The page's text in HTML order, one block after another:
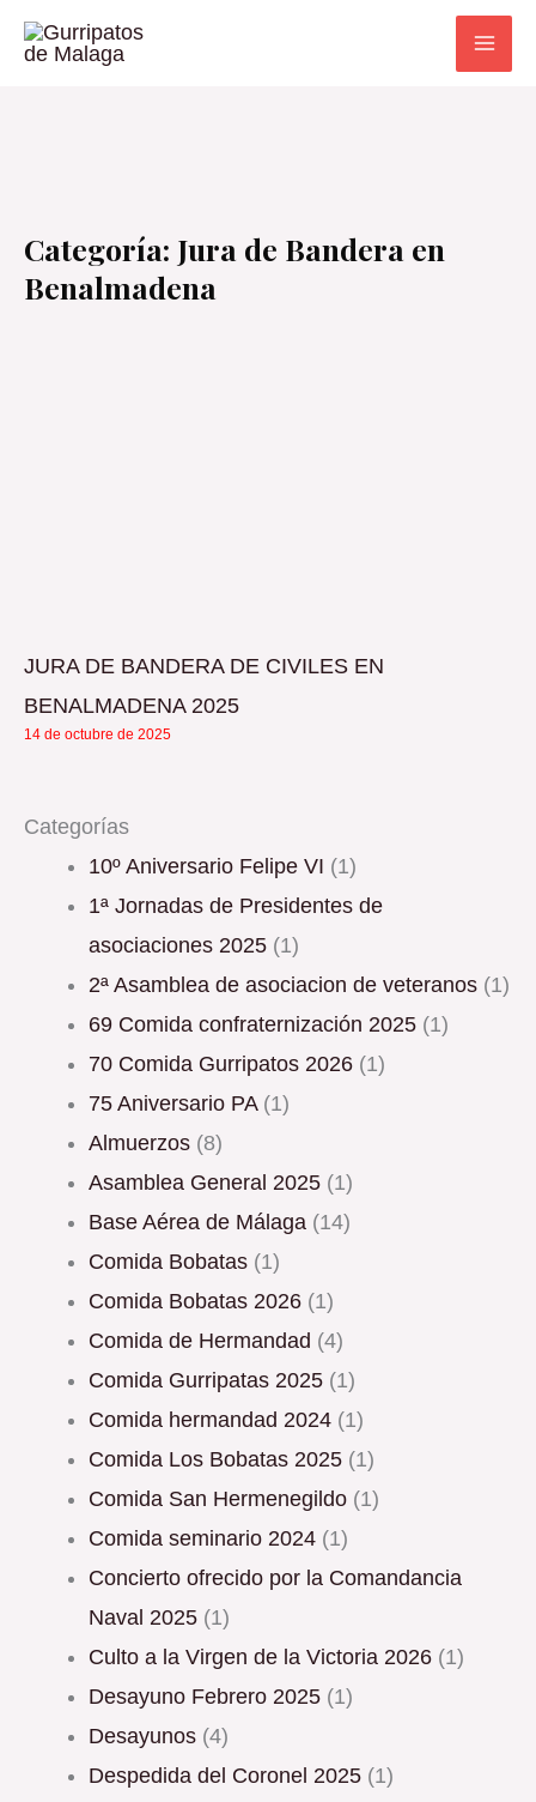
Categoría: Jura de Bandera en
Benalmadena
JURA DE BANDERA DE CIVILES EN
BENALMADENA 2025
14 de octubre de 2025
Categorías
10º Aniversario Felipe VI (1)
1ª Jornadas de Presidentes de
asociaciones 2025 (1)
2ª Asamblea de asociacion de veteranos (1)
69 Comida confraternización 2025 (1)
70 Comida Gurripatos 2026 (1)
75 Aniversario PA(1)
Almuerzos (8)
Asamblea General 2025 (1)
Base Aérea de Málaga (14)
Comida Bobatas (1)
Comida Bobatas 2026 (1)
Comida de Hermandad (4)
Comida Gurripatas 2025 (1)
Comida hermandad 2024 (1)
Comida Los Bobatas 2025 (1)
Comida San Hermenegildo (1)
Comida seminario 2024 (1)
Concierto ofrecido por la Comandancia
Naval 2025 (1)
Culto a la Virgen de la Victoria 2026 (1)
Desayuno Febrero 2025 (1)
Desayunos (4)
Despedida del Coronel 2025 (1)